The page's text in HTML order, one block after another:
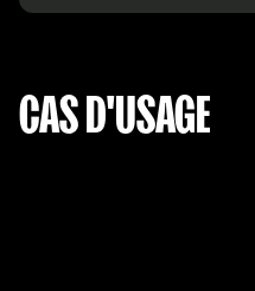
CAS D'USAGE